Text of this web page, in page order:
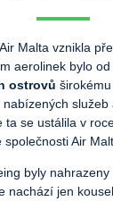
Malta vznikla
aerolinek bylo
ostrovů
ta se ustálila v
Air
byly nahrazeny
nachází jen